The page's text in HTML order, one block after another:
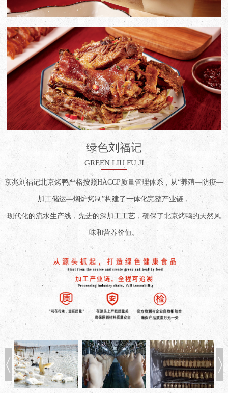
绿色刘福记
GREEN LIU FU JI
京兆刘福记北京烤鸭严格按照HACCP质量管理体系，从“养殖—防疫—
加工储运—焖炉烤制”构建了一体化完整产业链，
现代化的流水生产线，先进的深加工工艺，确保了北京烤鸭的天然风
味和营养价值。